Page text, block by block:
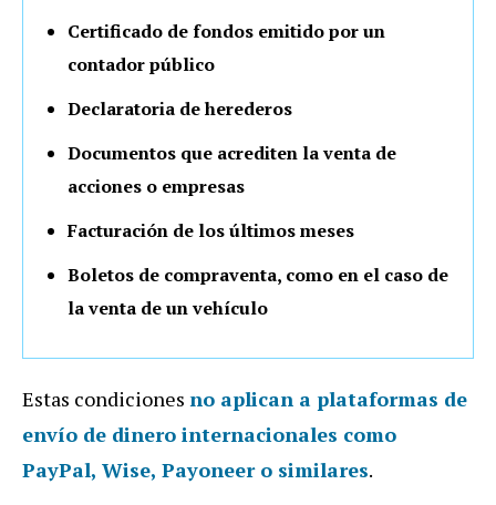
Certificado de fondos emitido por un
contador público
Declaratoria de herederos
Documentos que acrediten la venta de
acciones o empresas
Facturación de los últimos meses
Boletos de compraventa, como en el caso de
la venta de un vehículo
Estas condiciones no aplican a plataformas de
envío de dinero internacionales como
PayPal, Wise, Payoneer o similares.